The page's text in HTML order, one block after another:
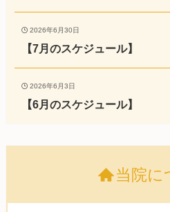
2026年6月30日
【7月のスケジュール】
2026年6月3日
【6月のスケジュール】
当院に